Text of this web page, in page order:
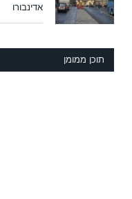
אדינבורו
תוכן ממומן